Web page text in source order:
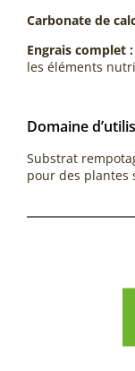
Carbonate de
Engrais complet :
les éléments
Domaine
Substrat
pour des plantes